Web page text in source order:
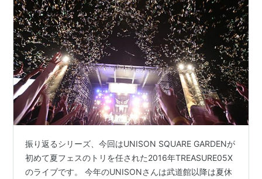
振り返るシリーズ、今回はUNISON SQUARE GARDENが
初めて夏フェスのトリを任された2016年TREASURE05X
のライブです。 今年のUNISONさんは武道館以降は夏休